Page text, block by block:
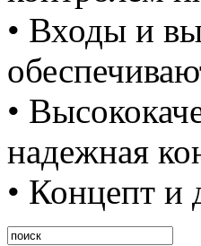
• Входы и
•
надежная
• Концепт и